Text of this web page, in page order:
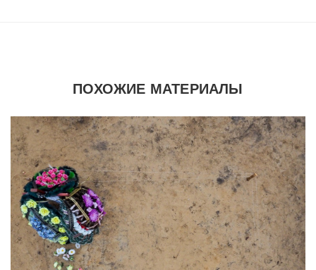
ПОХОЖИЕ МАТЕРИАЛЫ